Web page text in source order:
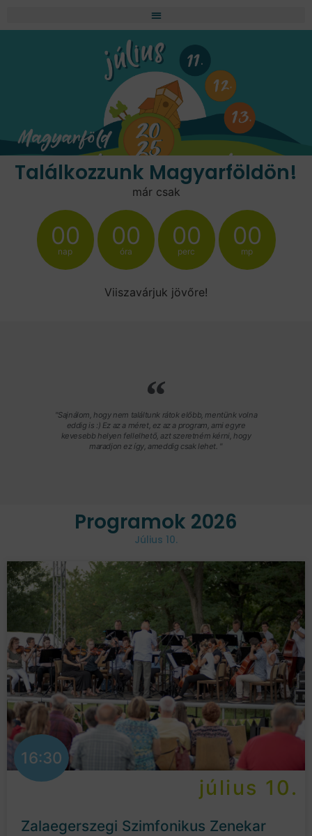
Találkozzunk Magyarföldön!
már csak
00
nap
00
óra
00
perc
00
mp
Viiszavárjuk jövőre!
"Sajnálom, hogy nem találtunk rátok előbb, mentünk volna
eddig is :) Ez az a méret, ez az a program, ami egyre
kevesebb helyen fellelhető, azt szeretném kérni, hogy
maradjon ez így, ameddig csak lehet. "
Programok 2026
Július 10.
16:30
július 10.
Zalaegerszegi Szimfonikus Zenekar